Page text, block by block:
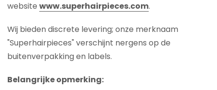
website www.superhairpieces.com.
Wij bieden discrete levering; onze merknaam
"Superhairpieces" verschijnt nergens op de
buitenverpakking en labels.
Belangrijke opmerking: